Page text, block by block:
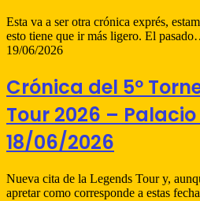
Esta va a ser otra crónica exprés,
esto tiene que ir más ligero. El
19/06/2026
Crónica del 5º
Tour 2026 –
18/06/2026
Nueva cita de la Legends Tour y,
apretar como corresponde a estas